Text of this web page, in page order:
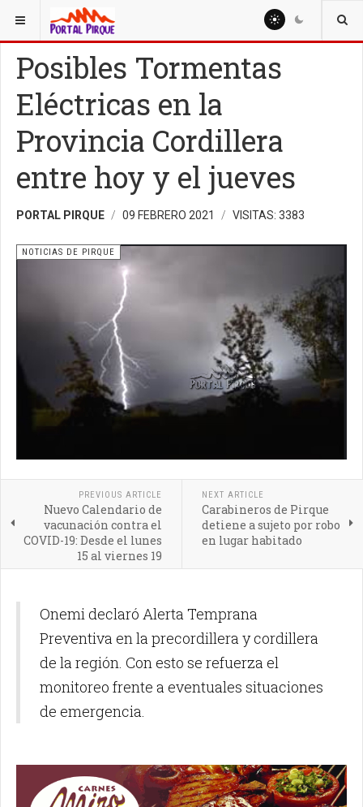
ESTÁ AQUÍ: NOTICIAS
Posibles Tormentas
Eléctricas en la
Provincia Cordillera
entre hoy y el jueves
PORTAL PIRQUE 09 FEBRERO 2021 VISITAS: 3383
NOTICIAS DE PIRQUE
PREVIOUS ARTICLE
Nuevo Calendario de
vacunación contra el
COVID-19: Desde el lunes
15 al viernes 19
NEXT ARTICLE
Carabineros de Pirque
detiene a sujeto por robo
en lugar habitado
Onemi declaró Alerta Temprana
Preventiva en la precordillera y cordillera
de la región. Con esto se refuerza el
monitoreo frente a eventuales situaciones
de emergencia.